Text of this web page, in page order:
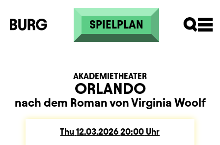
Skip to main content
SPIELPLAN
ORLANDO
AKADEMIETHEATER
nach dem Roman von Virginia Woolf
Thu Thursday
12.03.202620:00 Uhr